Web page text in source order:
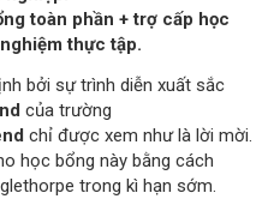
toàn phần + trợ cấp học
thực tập.
bởi sự trình diễn xuất sắc
của trường
chỉ được xem như là lời mời.
học bổng này bằng cách
trong kì hạn sớm.